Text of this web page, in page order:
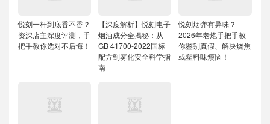
悦刻一杆到底香不香？
资深店主深度评测，手
把手教你选对不后悔！
【深度解析】悦刻电子
烟油成分全揭秘：从
GB 41700-2022国标
配方到雾化安全科学指
南
悦刻烟弹有异味？
2026年老炮手把手教
你鉴别真假、解决烧焦
或塑料味烦恼！